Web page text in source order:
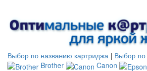
Выбор по названию картриджа | Выбор по
Brother
Canon